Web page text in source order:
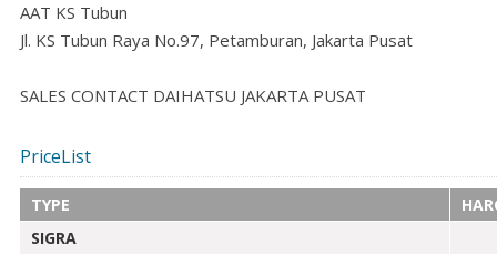
AAT KS Tubun
Jl. KS Tubun Raya No.97, Petamburan, Jakarta Pusat
SALES CONTACT DAIHATSU JAKARTA PUSAT
PriceList
TYPE
SIGRA